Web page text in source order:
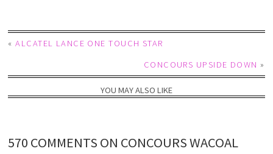
«ALCATEL LANCE ONE TOUCH STAR
CONCOURS UPSIDE DOWN »
YOU MAY ALSO LIKE
570 COMMENTS ON CONCOURS WACOAL